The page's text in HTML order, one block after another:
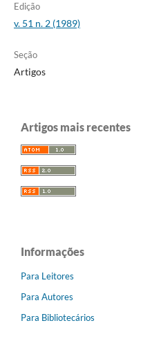
Edição
v. 51 n. 2 (1989)
Seção
Artigos
Artigos mais recentes
Informações
Para Leitores
Para Autores
Para Bibliotecários